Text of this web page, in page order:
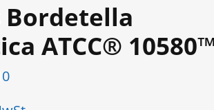
Bordetella
ATCC® 10580™